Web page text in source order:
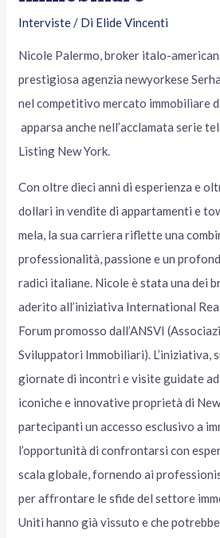
Interviste/ Di Elide Vincenti
Nicole Palermo, broker italo-
prestigiosa agenzia newyorkese
nel competitivo mercato immobiliare
apparsa anche nell’acclamata serie
Listing New York.
Con oltre dieci anni di esperienza e
dollari in vendite di appartamenti e
mela, la sua carriera riflette una
professionalità, passione e un
radici italiane. Nicole è stata una dei
aderito all’iniziativa International
Forum promosso dall’ANSVI
Sviluppatori Immobiliari). L’iniziativa,
giornate di incontri e visite guidate ad
iconiche e innovative proprietà di
partecipanti un accesso esclusivo a
l’opportunità di confrontarsi con
scala globale, fornendo ai
per affrontare le sfide del settore
Uniti hanno già vissuto e che